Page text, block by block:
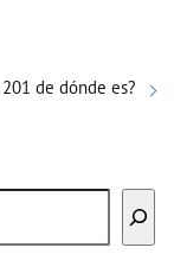
de dónde es?